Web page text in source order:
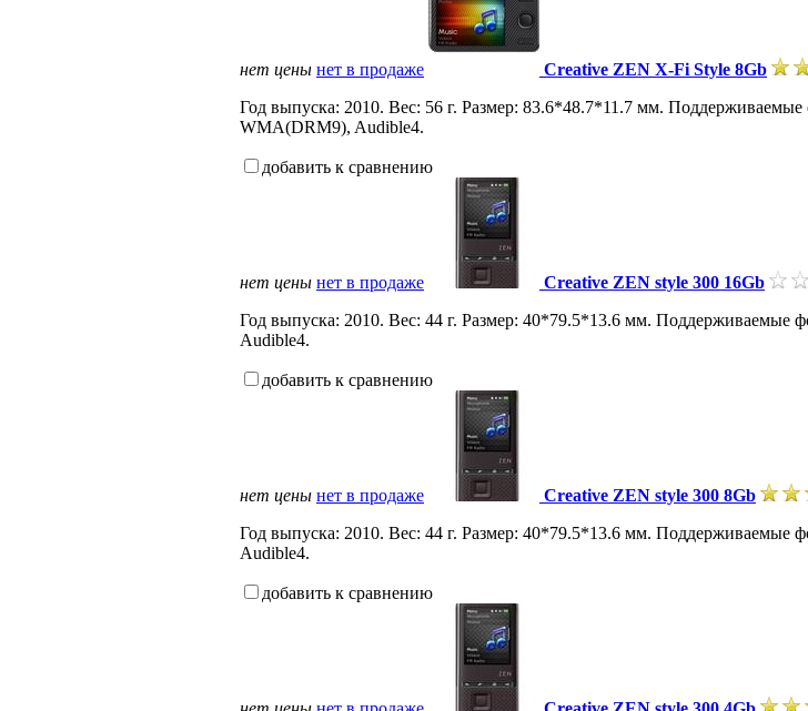
нет цены нет в продаже
Creative ZEN X-Fi Style 8Gb
Год выпуска: 2010. Вес: 56 г. Размер: 83.6*48.7*11.7 мм.
WMA(DRM9), Audible4.
добавить к сравнению
нет цены нет в продаже
Creative ZEN style 300 16Gb
Год выпуска: 2010. Вес: 44 г. Размер: 40*79.5*13.6 мм. Поддерживаемые
Audible4.
добавить к сравнению
нет цены нет в продаже
Creative ZEN style 300 8Gb
Год выпуска: 2010. Вес: 44 г. Размер: 40*79.5*13.6 мм. Поддерживаемые
Audible4.
добавить к сравнению